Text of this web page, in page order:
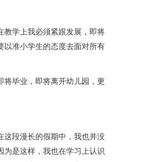
教学上我必须紧跟发展，即将
以准小学生的态度去面对所有
将毕业，即将离开幼儿园，更
这段漫长的假期中，我也并没
为是这样，我也在学习上认识